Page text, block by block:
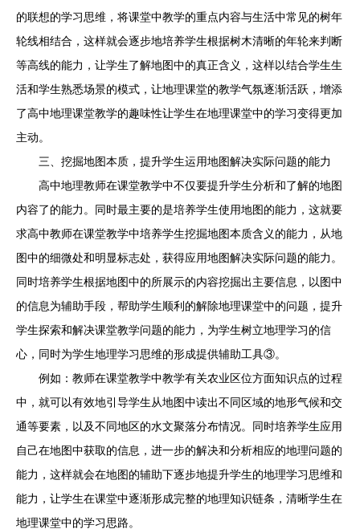
的联想的学习思维，将课堂中教学的重点内容与生活中常见的树年
轮线相结合，这样就会逐步地培养学生根据树木清晰的年轮来判断
等高线的能力，让学生了解地图中的真正含义，这样以结合学生生
活和学生熟悉场景的模式，让地理课堂的教学气氛逐渐活跃，增添
了高中地理课堂教学的趣味性让学生在地理课堂中的学习变得更加
主动。
三、挖掘地图本质，提升学生运用地图解决实际问题的能力
高中地理教师在课堂教学中不仅要提升学生分析和了解的地图
内容了的能力。同时最主要的是培养学生使用地图的能力，这就要
求高中教师在课堂教学中培养学生挖掘地图本质含义的能力，从地
图中的细微处和明显标志处，获得应用地图解决实际问题的能力。
同时培养学生根据地图中的所展示的内容挖掘出主要信息，以图中
的信息为辅助手段，帮助学生顺利的解除地理课堂中的问题，提升
学生探索和解决课堂教学问题的能力，为学生树立地理学习的信
心，同时为学生地理学习思维的形成提供辅助工具③。
例如：教师在课堂教学中教学有关农业区位方面知识点的过程
中，就可以有效地引导学生从地图中读出不同区域的地形气候和交
通等要素，以及不同地区的水文聚落分布情况。同时培养学生应用
自己在地图中获取的信息，进一步的解决和分析相应的地理问题的
能力，这样就会在地图的辅助下逐步地提升学生的地理学习思维和
能力，让学生在课堂中逐渐形成完整的地理知识链条，清晰学生在
地理课堂中的学习思路。